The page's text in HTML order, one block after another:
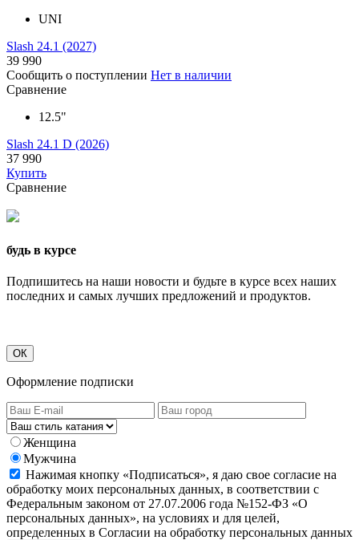
UNI
Slash 24.1 (2027)
39 990
Сообщить о поступлении Нет в наличии
Сравнение
12.5"
Slash 24.1 D (2026)
37 990
Купить
Сравнение
будь в курсе
Подпишитесь на наши новости и будьте в курсе всех наших
последних и самых лучших предложений и продуктов.
ОК
Оформление подписки
Женщина
Мужчина
Нажимая кнопку «Подписаться», я даю свое согласие на
обработку моих персональных данных, в соответствии с
Федеральным законом от 27.07.2006 года №152-ФЗ «О
персональных данных», на условиях и для целей,
определенных в Согласии на обработку персональных данных